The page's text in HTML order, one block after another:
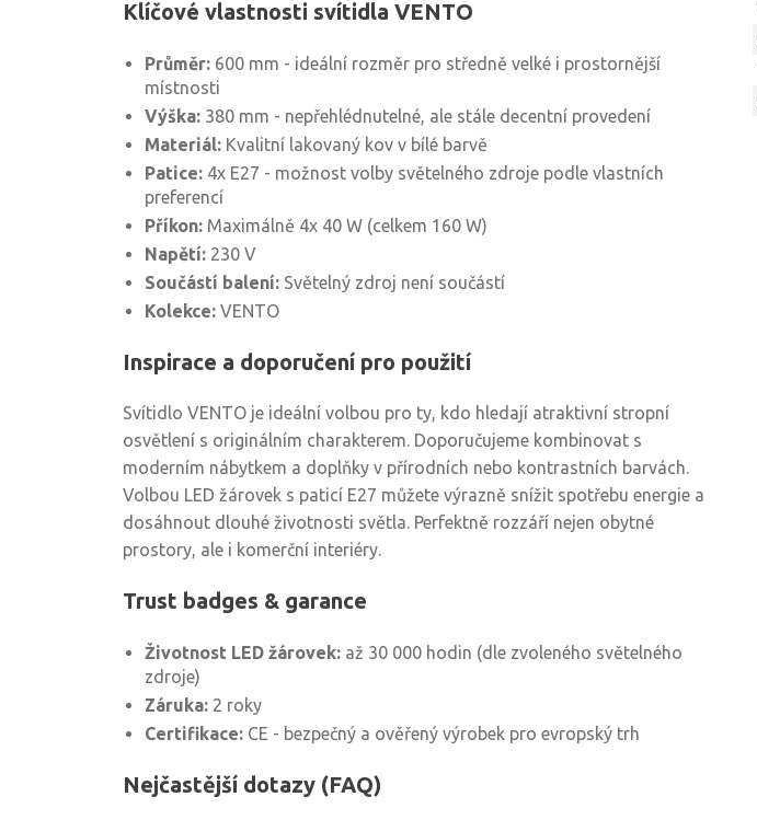
Klíčové vlastnosti svítidla VENTO
Průměr: 600 mm - ideální rozměr pro středně velké i prostornější
místnosti
Výška: 380 mm - nepřehlédnutelné, ale stále decentní provedení
Materiál: Kvalitní lakovaný kov v bílé barvě
Patice: 4x E27 - možnost volby světelného zdroje podle vlastních
preferencí
Příkon: Maximálně 4x 40 W (celkem 160 W)
Napětí: 230 V
Součástí balení: Světelný zdroj není součástí
Kolekce: VENTO
Inspirace a doporučení pro použití
Svítidlo VENTO je ideální volbou pro ty, kdo hledají atraktivní stropní
osvětlení s originálním charakterem. Doporučujeme kombinovat s
moderním nábytkem a doplňky v přírodních nebo kontrastních barvách.
Volbou LED žárovek s paticí E27 můžete výrazně snížit spotřebu energie a
dosáhnout dlouhé životnosti světla. Perfektně rozzáří nejen obytné
prostory, ale i komerční interiéry.
Trust badges & garance
Životnost LED žárovek: až 30 000 hodin (dle zvoleného světelného
zdroje)
Záruka: 2 roky
Certifikace: CE - bezpečný a ověřený výrobek pro evropský trh
Nejčastější dotazy (FAQ)